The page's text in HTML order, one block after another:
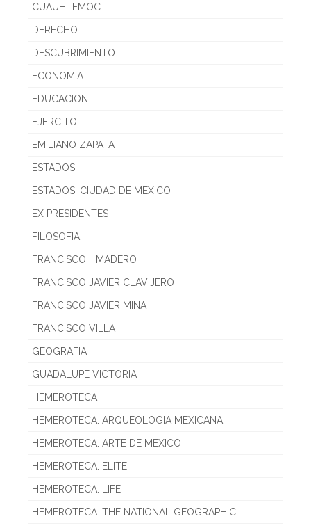
CUAUHTEMOC
DERECHO
DESCUBRIMIENTO
ECONOMIA
EDUCACION
EJERCITO
EMILIANO ZAPATA
ESTADOS
ESTADOS. CIUDAD DE MEXICO
EX PRESIDENTES
FILOSOFIA
FRANCISCO I. MADERO
FRANCISCO JAVIER CLAVIJERO
FRANCISCO JAVIER MINA
FRANCISCO VILLA
GEOGRAFIA
GUADALUPE VICTORIA
HEMEROTECA
HEMEROTECA. ARQUEOLOGIA MEXICANA
HEMEROTECA. ARTE DE MEXICO
HEMEROTECA. ELITE
HEMEROTECA. LIFE
HEMEROTECA. THE NATIONAL GEOGRAPHIC